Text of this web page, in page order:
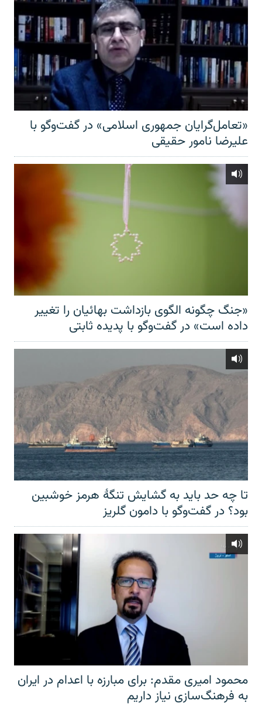
«تعامل‌گرایان جمهوری اسلامی» در گفت‌وگو با
علیرضا نامور حقیقی
«جنگ چگونه الگوی بازداشت بهائیان را تغییر
داده است» در گفت‌وگو با پدیده ثابتی
تا چه حد باید به گشایش تنگهٔ هرمز خوشبین
بود؟ در گفت‌وگو با دامون گلریز
محمود امیری مقدم: برای مبارزه با اعدام در ایران
به فرهنگ‌سازی نیاز داریم